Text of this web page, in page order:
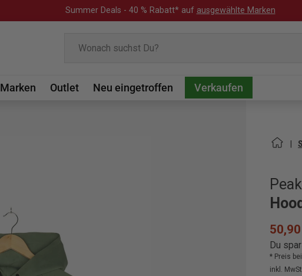
Summer Deals - 40 % Rabatt* auf ausgewählte Marken
Marken Outlet Neu eingetroffen Verkaufen
Du
* Preis
inkl.